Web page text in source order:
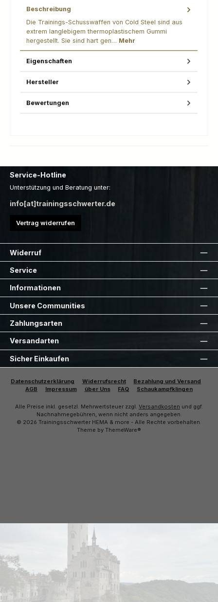
Beschreibung
Die Trainings-Schusswaffen von Cold Steel sind aus
extrem langlebigem thermoplastischem Gummi
hergestellt. Sie sind hart gen… Mehr
Eigenschaften
Hersteller
Bewertungen
Service-Hotline
Unterstützung und Beratung unter:
info[at]trainingsschwerter.de
Vertrag widerrufen
Widerruf
Service
Informationen
Unsere Communities
Zahlungsarten
Versandarten
Sicher Einkaufen
Datenschutzerklärung Widerrufsrecht
Bezahlung und Versand
AGB
Impressum über Uns FAQ Schaukampfklingen
Alle Preise inkl. gesetzl. Mehrwertsteuer zzgl. Versandkosten und ggf.
Nachnahmegebühren, wenn nicht anders angegeben.
© 2026 Trainingsschwerter HEMA & more - Alle Rechte vorbehalten.
Theme by ThemeWare®